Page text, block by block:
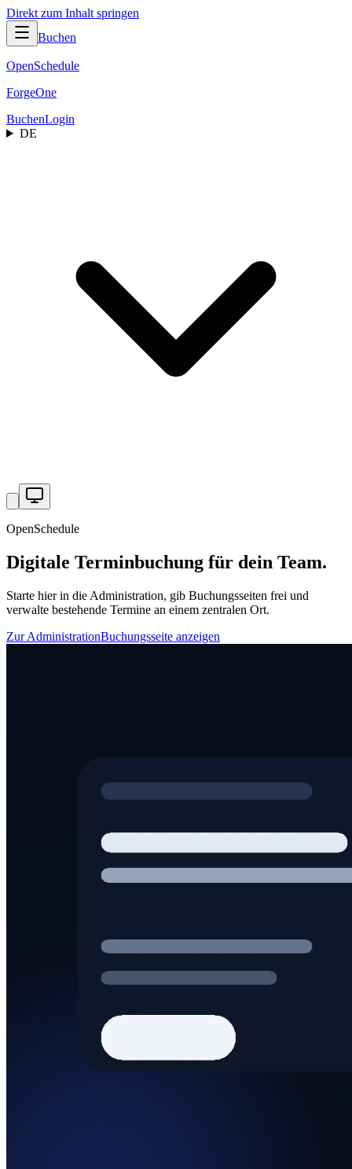
Direkt zum Inhalt springen
Buchen
OpenSchedule
ForgeOne
BuchenLogin
DE
OpenSchedule
Digitale Terminbuchung für dein Team.
Starte hier in die Administration, gib Buchungsseiten frei und
verwalte bestehende Termine an einem zentralen Ort.
Zur AdministrationBuchungsseite anzeigen